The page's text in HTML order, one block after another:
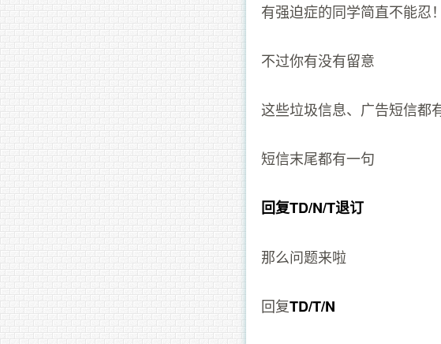
有强迫症的同学简直不能忍！
不过你有没有留意
这些垃圾信息、广告短信都
短信末尾都有一句
回复TD/N/T退订
那么问题来啦
回复TD/T/N